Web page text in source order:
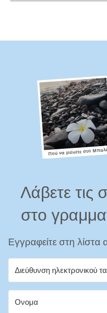
Πού να μείνετε στο Μπαλί
Λάβετε τις
στο
Εγγραφείτε στη